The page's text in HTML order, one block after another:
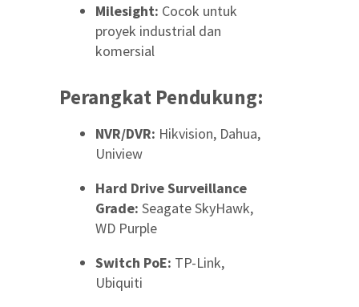
Milesight: Cocok untuk
proyek industrial dan
komersial
Perangkat Pendukung:
NVR/DVR: Hikvision, Dahua,
Uniview
Hard Drive Surveillance
Grade: Seagate SkyHawk,
WD Purple
Switch PoE: TP-Link,
Ubiquiti